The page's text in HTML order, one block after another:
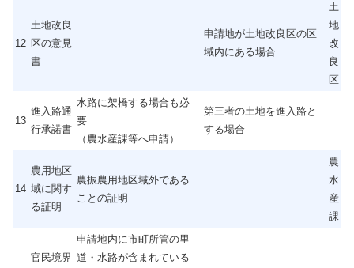
12
土地改良
区の意見
書
申請地が土地改良区の区
域内にある場合
土
地
改
良
区
13
進入路通
行承諾書
水路に架橋する場合も必
要
（農水産課等へ申請）
第三者の土地を進入路と
する場合
14
農用地区
域に関す
る証明
農振農用地区域外である
ことの証明
農
水
産
課
官民境界
申請地内に市町所管の里
道・水路が含まれている